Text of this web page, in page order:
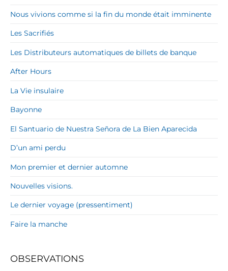
Nous vivions comme si la fin du monde était imminente
Les Sacrifiés
Les Distributeurs automatiques de billets de banque
After Hours
La Vie insulaire
Bayonne
El Santuario de Nuestra Señora de La Bien Aparecida
D’un ami perdu
Mon premier et dernier automne
Nouvelles visions.
Le dernier voyage (pressentiment)
Faire la manche
OBSERVATIONS